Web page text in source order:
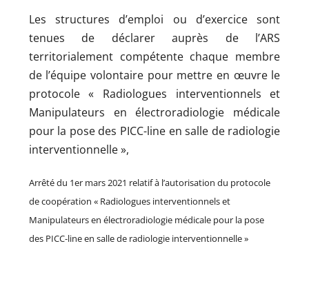
Les structures d’emploi ou d’exercice sont
tenues de déclarer auprès de l’ARS
territorialement compétente chaque membre
de l’équipe volontaire pour mettre en œuvre le
protocole « Radiologues interventionnels et
Manipulateurs en électroradiologie médicale
pour la pose des PICC-line en salle de radiologie
interventionnelle »,
Arrêté du 1er mars 2021 relatif à l’autorisation du protocole
de coopération « Radiologues interventionnels et
Manipulateurs en électroradiologie médicale pour la pose
des PICC-line en salle de radiologie interventionnelle »